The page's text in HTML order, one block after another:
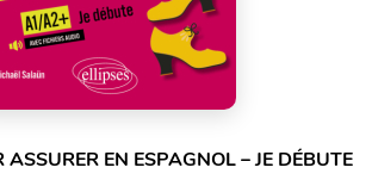
EN ESPAGNOL – JE DÉBUTE